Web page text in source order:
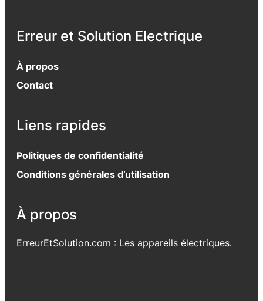
Erreur et Solution Electrique
À propos
Contact
Liens rapides
Politiques de confidentialité
Conditions générales d’utilisation
À propos
ErreurEtSolution.com : Les appareils électriques.